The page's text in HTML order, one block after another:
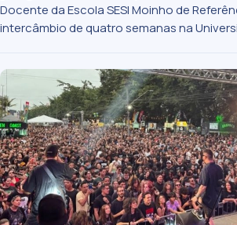
Docente da Escola SESI Moinho de
intercâmbio de quatro semanas na